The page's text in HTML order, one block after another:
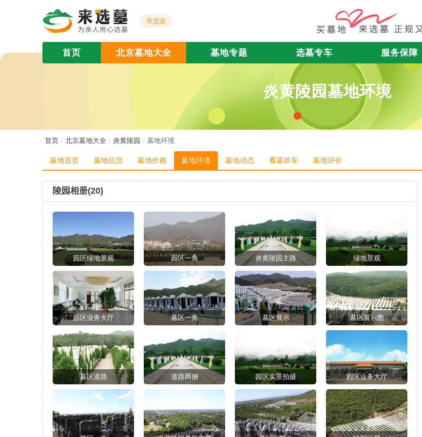
北京
首页 北京墓地大全 墓地专题 选墓专车 服务保障
炎黄陵园墓地环境
首页 北京墓地大全 炎黄陵园 墓地环境
墓地首页 墓地信息 墓地价格 墓地环境 墓地动态 看墓班车 墓地评价
陵园相册(20)
园区绿地景观 园区一角 炎黄陵园主路 绿地景观
园区业务大厅 墓区一角 墓区展示 墓区展示图
墓区道路 道路两侧 园区实景拍摄 园区业务大厅